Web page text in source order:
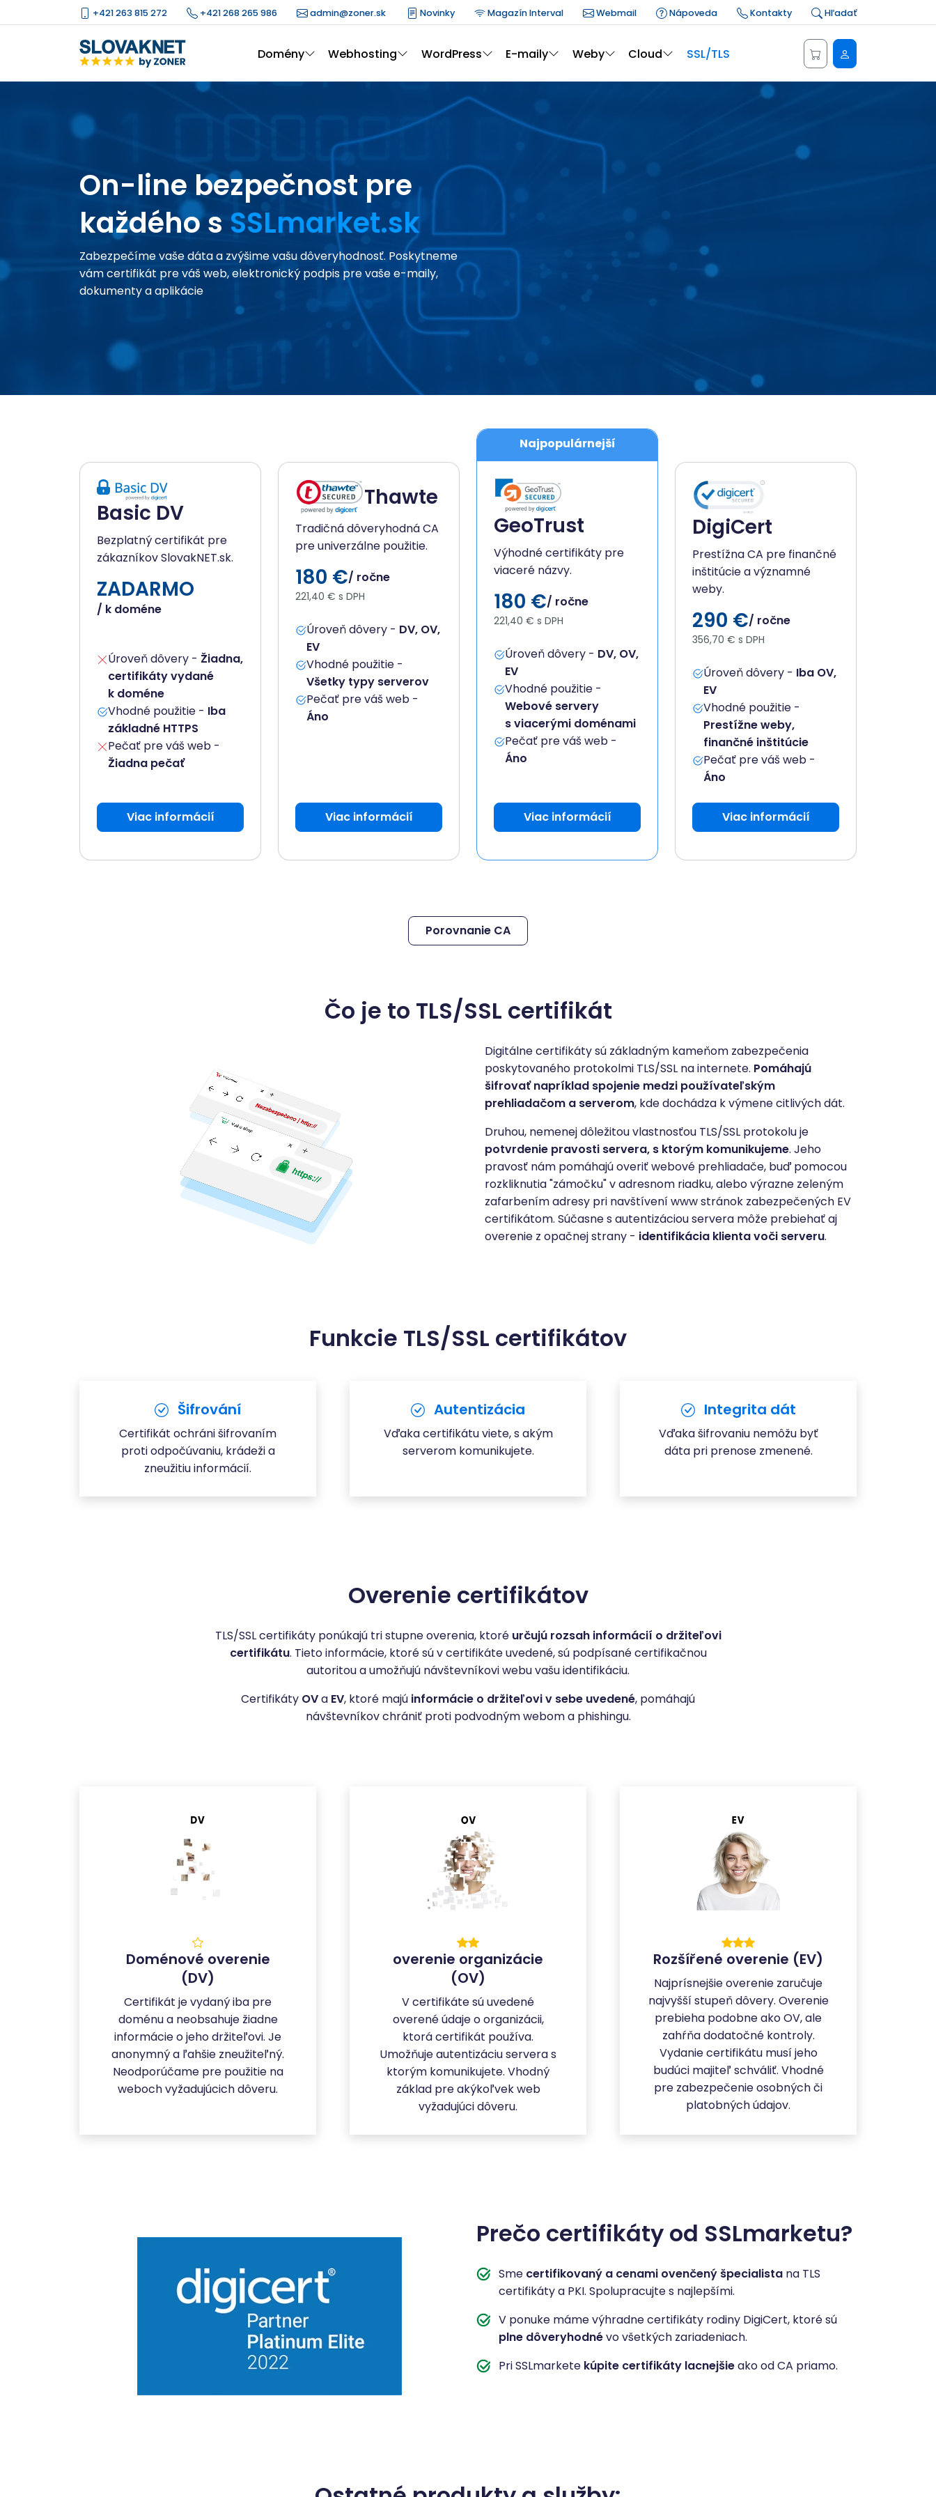
+421 263 815 272 +421 268 265 986 admin@zoner.sk Novinky Magazín Interval Webmail Nápoveda Kontakty Hľadať
Domény Webhosting WordPress E-maily Weby Cloud SSL/TLS Administrácia
On-line bezpečnost pre
každého s SSLmarket.sk
Zabezpečíme vaše dáta a zvýšime vašu dôveryhodnosť. Poskytneme
vám certifikát pre váš web, elektronický podpis pre vaše e-maily,
dokumenty a aplikácie
Basic DV
Bezplatný certifikát pre
zákazníkov SlovakNET.sk.
ZADARMO
/ k doméne
Úroveň dôvery - Žiadna,
certifikáty vydané
k doméne
Vhodné použitie - Iba
základné HTTPS
Pečať pre váš web -
Žiadna pečať
Viac informácií
Thawte
Tradičná dôveryhodná CA
pre univerzálne použitie.
180 €/ ročne
221,40 € s DPH
Úroveň dôvery - DV, OV,
EV
Vhodné použitie -
Všetky typy serverov
Pečať pre váš web -
Áno
Viac informácií
Najpopulárnejší
GeoTrust
Výhodné certifikáty pre
viaceré názvy.
180 €/ ročne
221,40 € s DPH
Úroveň dôvery - DV, OV,
EV
Vhodné použitie -
Webové servery
s viacerými doménami
Pečať pre váš web -
Áno
Viac informácií
DigiCert
Prestížna CA pre finančné
inštitúcie a významné
weby.
290 €/ ročne
356,70 € s DPH
Úroveň dôvery - Iba OV,
EV
Vhodné použitie -
Prestížne weby,
finančné inštitúcie
Pečať pre váš web -
Áno
Viac informácií
Porovnanie CA
Čo je to TLS/SSL certifikát
Digitálne certifikáty sú základným kameňom zabezpečenia
poskytovaného protokolmi TLS/SSL na internete. Pomáhajú
šifrovať napríklad spojenie medzi používateľským
prehliadačom a serverom, kde dochádza k výmene citlivých dát.
Druhou, nemenej dôležitou vlastnosťou TLS/SSL protokolu je
potvrdenie pravosti servera, s ktorým komunikujeme. Jeho
pravosť nám pomáhajú overiť webové prehliadače, buď pomocou
rozkliknutia "zámočku" v adresnom riadku, alebo výrazne zeleným
zafarbením adresy pri navštívení www stránok zabezpečených EV
certifikátom. Súčasne s autentizáciou servera môže prebiehať aj
overenie z opačnej strany - identifikácia klienta voči serveru.
Funkcie TLS/SSL certifikátov
Šifrování
Certifikát ochráni šifrovaním
proti odpočúvaniu, krádeži a
zneužitiu informácií.
Autentizácia
Vďaka certifikátu viete, s akým
serverom komunikujete.
Integrita dát
Vďaka šifrovaniu nemôžu byť
dáta pri prenose zmenené.
Overenie certifikátov
TLS/SSL certifikáty ponúkajú tri stupne overenia, ktoré určujú rozsah informácií o držiteľovi
certifikátu. Tieto informácie, ktoré sú v certifikáte uvedené, sú podpísané certifikačnou
autoritou a umožňujú návštevníkovi webu vašu identifikáciu.
Certifikáty OVa EV, ktoré majú informácie o držiteľovi v sebe uvedené, pomáhajú
návštevníkov chrániť proti podvodným webom a phishingu.
Doménové overenie
(DV)
Certifikát je vydaný iba pre
doménu a neobsahuje žiadne
informácie o jeho držiteľovi. Je
anonymný a ľahšie zneužiteľný.
Neodporúčame pre použitie na
weboch vyžadujúcich dôveru.
overenie organizácie
(OV)
V certifikáte sú uvedené
overené údaje o organizácii,
ktorá certifikát používa.
Umožňuje autentizáciu servera s
ktorým komunikujete. Vhodný
základ pre akýkoľvek web
vyžadujúci dôveru.
Rozšířené overenie (EV)
Najprísnejšie overenie zaručuje
najvyšší stupeň dôvery. Overenie
prebieha podobne ako OV, ale
zahŕňa dodatočné kontroly.
Vydanie certifikátu musí jeho
budúci majiteľ schváliť. Vhodné
pre zabezpečenie osobných či
platobných údajov.
Prečo certifikáty od SSLmarketu?
Sme certifikovaný a cenami ovenčený špecialista na TLS
certifikáty a PKI. Spolupracujte s najlepšími.
V ponuke máme výhradne certifikáty rodiny DigiCert, ktoré sú
plne dôveryhodnévo všetkých zariadeniach.
Pri SSLmarkete kúpite certifikáty lacnejšieako od CA priamo.